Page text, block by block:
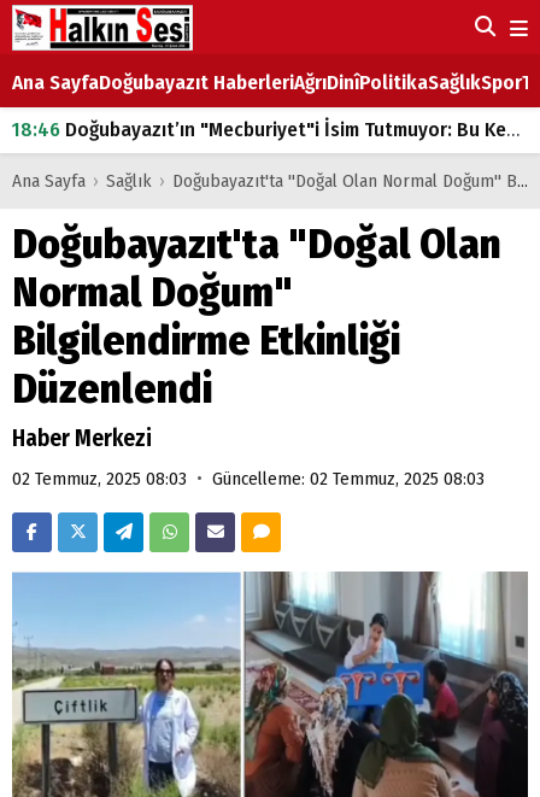
Ana SayfaDoğubayazıt HaberleriAğrıDinîPolitikaSağlıkSpor
18:46 Doğubayazıt’ın "Mecburiyet"i İsim Tutmuyor: Bu Kez de Mem u Zîn Oldu!
07:53Doğubayazıt’ta Ekmek Fiyatlarına Zam
Doğubayazıt'ta çocukların sırtındaki ağır yük
07:00 DEVLET ve HÜKÜMET
18:29ÇARŞI CADDESİ YAZ BOZ TAHTASI
Ana Sayfa › Sağlık › Doğubayazıt'ta "Doğal Olan Normal Doğum" Bilgilendirme Etkinliği Düzenlendi
Doğubayazıt'ta "Doğal Olan
Normal Doğum"
Bilgilendirme Etkinliği
Düzenlendi
Haber Merkezi
02 Temmuz, 2025 08:03 • Güncelleme: 02 Temmuz, 2025 08:03